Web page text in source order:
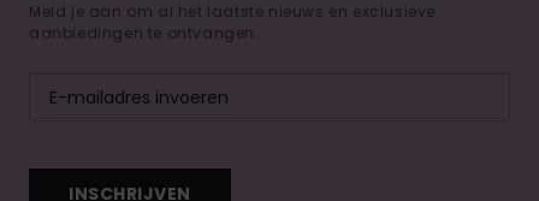
Meld je aan om al het laatste nieuws en exclusieve
aanbiedingen te ontvangen.
INSCHRIJVEN